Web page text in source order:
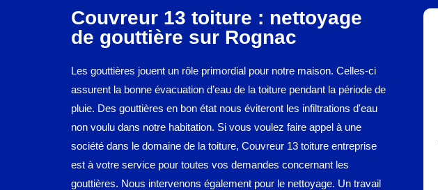
Couvreur 13 toiture : nettoyage
de gouttière sur Rognac
Les gouttières jouent un rôle primordial pour notre maison. Celles-ci
assurent la bonne évacuation d’eau de la toiture pendant la période de
pluie. Des gouttières en bon état nous éviteront les infiltrations d'eau
non voulu dans notre habitation. Si vous voulez faire appel à une
société dans le domaine de la toiture, Couvreur 13 toiture entreprise
est à votre service pour toutes vos demandes concernant les
gouttières. Nous intervenons également pour le nettoyage. Un travail